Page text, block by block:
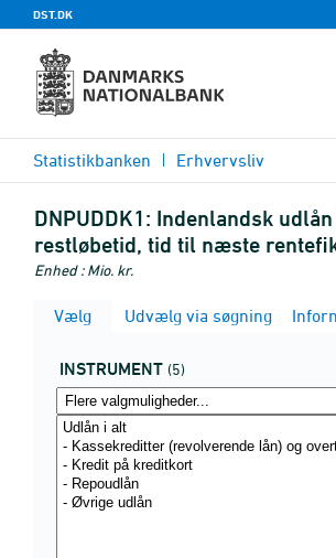
DST.DK
Statistikbanken Erhvervsliv
DNPUDDK1: Indenlandsk
restløbetid, tid til næste
Enhed : Mio. kr.
Vælg Udvælg via søgning
INSTRUMENT (5)